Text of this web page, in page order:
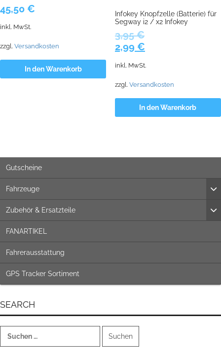
45,50 €
inkl. MwSt.
zzgl. Versandkosten
In den Warenkorb
Infokey Knopfzelle (Batterie) für
Segway i2 / x2 Infokey
3,95€
Ursprünglicher
war:
3,95 €
2,99 €Aktueller
ist:
2,99 €.
inkl. MwSt.
zzgl. Versandkosten
In den Warenkorb
Gutscheine
Fahrzeuge
Zubehör & Ersatzteile
FANARTIKEL
Fahrerausstattung
GPS Tracker Sortiment
SEARCH
Suchen
nach: